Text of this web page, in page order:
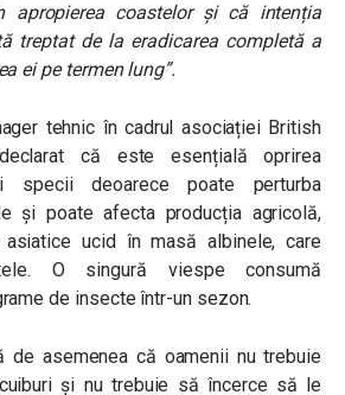
apropierea coastelor și că intenția
treptat de la eradicarea completă a
ei pe termen lung”.
tehnic în cadrul asociației British
că este esențială oprirea
specii deoarece poate perturba
și poate afecta producția agricolă,
ucid în masă albinele, care
O singură viespe consumă
de insecte într-un sezon.
de asemenea că oamenii nu trebuie
și nu trebuie să încerce să le